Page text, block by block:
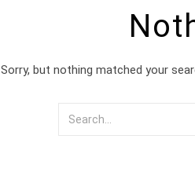
Sorry, but nothing matched your